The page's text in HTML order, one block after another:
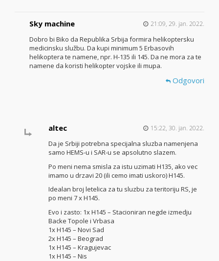
Sky machine 21:09, 29. jan. 2022.
Dobro bi Biko da Republika Srbija formira helikoptersku
medicinsku službu. Da kupi minimum 5 Erbasovih
helikoptera te namene, npr. H-135 ili 145. Da ne mora za te
namene da koristi helikopter vojske ili mupa.
Odgovori
altec 15:22, 30. jan. 2022.
Da je Srbiji potrebna specijalna sluzba namenjena
samo HEMS-u i SAR-u se apsolutno slazem.
Po meni nema smisla za istu uzimati H135, ako vec
imamo u drzavi 20 (ili cemo imati uskoro) H145.
Idealan broj letelica za tu sluzbu za teritoriju RS, je
po meni 7 x H145.
Evo i zasto: 1x H145 – Stacioniran negde izmedju
Backe Topole i Vrbasa
1x H145 – Novi Sad
2x H145 – Beograd
1x H145 – Kragujevac
1x H145 – Nis